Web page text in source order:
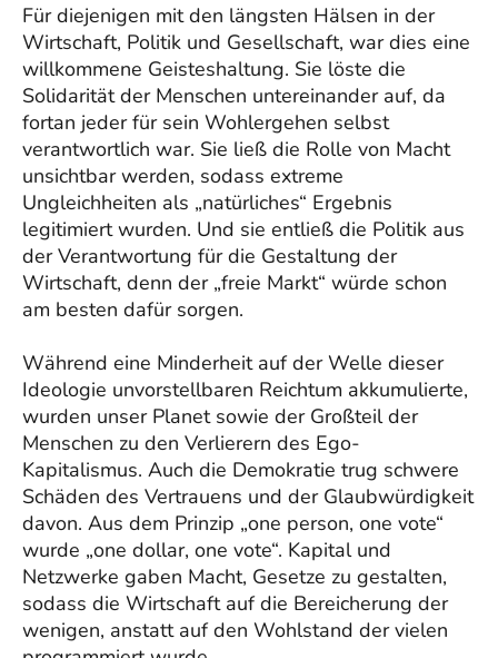
Für diejenigen mit den längsten Hälsen in der
Wirtschaft, Politik und Gesellschaft, war dies eine
willkommene Geisteshaltung. Sie löste die
Solidarität der Menschen untereinander auf, da
fortan jeder für sein Wohlergehen selbst
verantwortlich war. Sie ließ die Rolle von Macht
unsichtbar werden, sodass extreme
Ungleichheiten als „natürliches“ Ergebnis
legitimiert wurden. Und sie entließ die Politik aus
der Verantwortung für die Gestaltung der
Wirtschaft, denn der „freie Markt“ würde schon
am besten dafür sorgen.
Während eine Minderheit auf der Welle dieser
Ideologie unvorstellbaren Reichtum akkumulierte,
wurden unser Planet sowie der Großteil der
Menschen zu den Verlierern des Ego-
Kapitalismus. Auch die Demokratie trug schwere
Schäden des Vertrauens und der Glaubwürdigkeit
davon. Aus dem Prinzip „one person, one vote“
wurde „one dollar, one vote“. Kapital und
Netzwerke gaben Macht, Gesetze zu gestalten,
sodass die Wirtschaft auf die Bereicherung der
wenigen, anstatt auf den Wohlstand der vielen